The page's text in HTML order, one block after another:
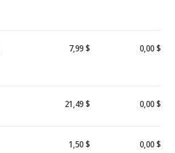
7,99 $ 0,00 $
21,49 $ 0,00 $
1,50 $ 0,00 $